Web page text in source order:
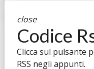
close
Codice
Clicca sul pulsante
RSS negli appunti.